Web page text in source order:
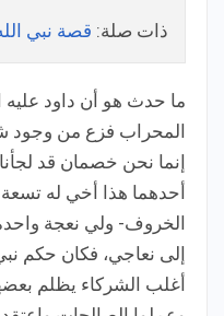
ذات صلة: قصة نبي
ما حدث هو أن داود عليه
المحراب فزع من وجود
إنما نحن خصمان قد
أحدهما هذا أخي له
الخروف- ولي نعجة
إلى نعاجي، فكان حكم
أغلب الشركاء يظلم